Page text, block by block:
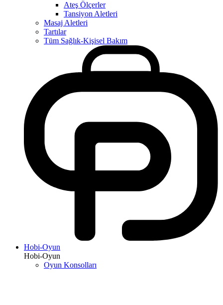
Ateş Ölçerler
Tansiyon Aletleri
Masaj Aletleri
Tartılar
Tüm Sağlık-Kişisel Bakım
Hobi-Oyun
Hobi-Oyun
Oyun Konsolları